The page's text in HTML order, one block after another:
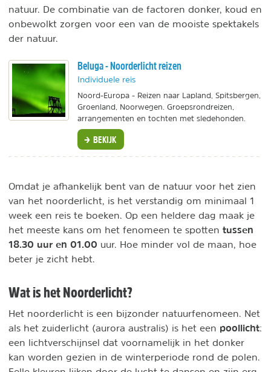
natuur. De combinatie van de factoren donker, koud en
onbewolkt zorgen voor een van de mooiste spektakels
der natuur.
Beluga - Noorderlicht reizen
Individuele reis
Noord-Europa - Reizen naar Lapland, Spitsbergen,
Groenland, Noorwegen. Groepsrondreizen,
arrangementen en tochten met sledehonden.
BEKIJK
Omdat je afhankelijk bent van de natuur voor het zien
van het noorderlicht, is het verstandig om minimaal 1
week een reis te boeken. Op een heldere dag maak je
het meeste kans om het fenomeen te spotten tussen
18.30 uur en 01.00 uur. Hoe minder vol de maan, hoe
beter je zicht hebt.
Wat is het Noorderlicht?
Het noorderlicht is een bijzonder natuurfenomeen. Net
als het zuiderlicht (aurora australis) is het een poollicht:
een lichtverschijnsel dat voornamelijk in het donker
kan worden gezien in de winterperiode rond de polen.